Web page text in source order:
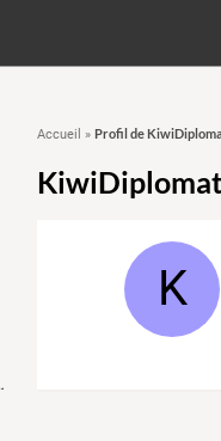
Accueil » Profil de
K